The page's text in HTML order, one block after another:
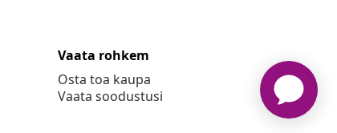
Vaata rohkem
Osta toa kaupa
Vaata soodustusi